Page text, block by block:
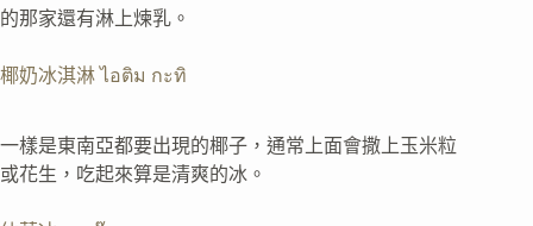
的那家還有淋上煉乳。
椰奶冰淇淋 ไอติม กะทิ
一樣是東南亞都要出現的椰子，通常上面會撒上玉米粒
或花生，吃起來算是清爽的冰。